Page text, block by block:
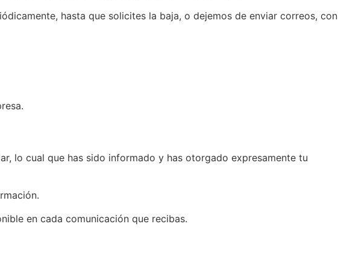
hasta que solicites la baja, o dejemos de enviar correos, con
lo cual que has sido informado y has otorgado expresamente tu
en cada comunicación que recibas.